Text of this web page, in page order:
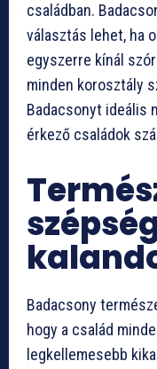
családban.
választás lehet, ha
egyszerre kínál
minden korosztály
Badacsonyt ideális
érkező családok
Badacsony
hogy a család
legkellemesebb